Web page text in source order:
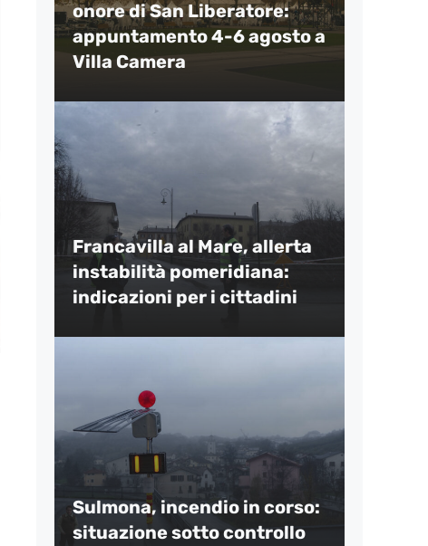
onore di San Liberatore:
appuntamento 4-6 agosto a
Villa Camera
Francavilla al Mare, allerta
instabilità pomeridiana:
indicazioni per i cittadini
Sulmona, incendio in corso:
situazione sotto controllo